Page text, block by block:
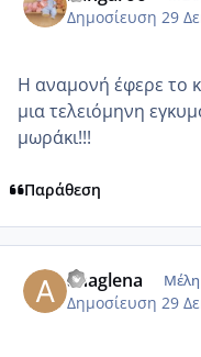
Δημοσίευση 29
Η αναμονή έφερε το
μια τελειόμηνη
μωράκι!!!
Παράθεση
anaglena Μέλη
Δημοσίευση 29